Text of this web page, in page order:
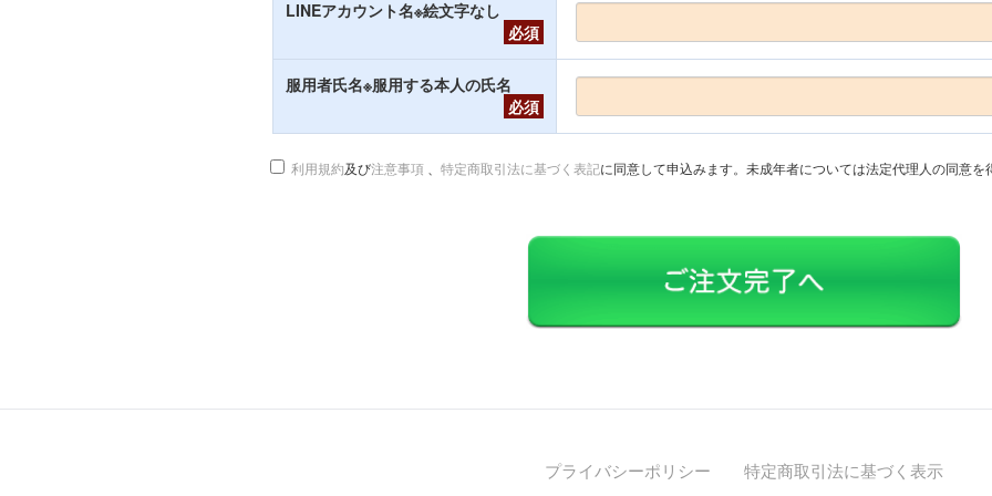
LINEアカウント名※絵文字なし
必須
服用者氏名※服用する本人の氏名
必須
利用規約及び注意事項、 特定商取引法に基づく表記に同意して申込みます。未成年者については法定代理人の同意を
プライバシーポリシー 特定商取引法に基づく表示